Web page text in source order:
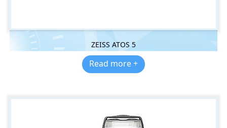
ZEISS ATOS 5
Read more +